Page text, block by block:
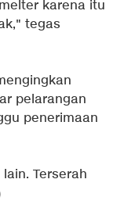
karena itu
tegas
pelarangan
penerimaan
Terserah